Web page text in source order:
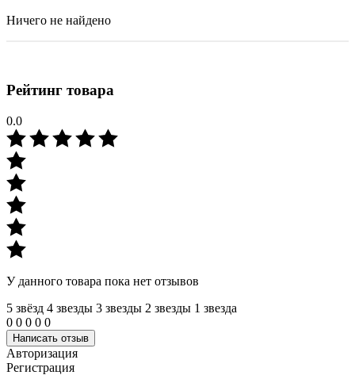
Ничего не найдено
Рейтинг товара
0.0
У данного товара пока нет отзывов
5 звёзд 4 звeзды 3 звeзды 2 звeзды 1 звeзда
0 0 0 0 0
Написать отзыв
Авторизация
Регистрация